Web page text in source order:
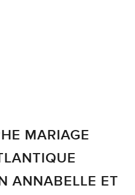
MARIAGE
ANNABELLE ET